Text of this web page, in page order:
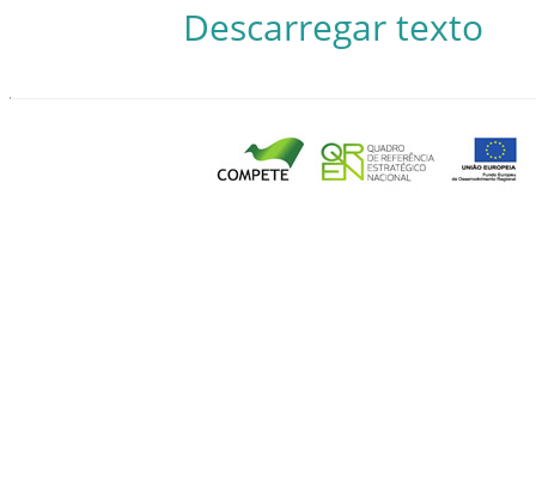
Descarregar texto